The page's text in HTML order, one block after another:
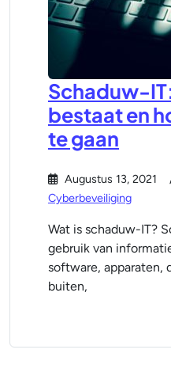
Schaduw-
bestaat en
te gaan
Augustus 13, 2021
Cyberbeveiliging
Wat is schaduw-IT?
gebruik van
software, apparaten,
buiten,